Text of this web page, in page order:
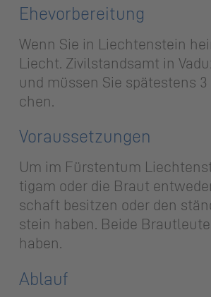
Ehe­vor­be­rei­tung
Wenn Sie in Liech­ten­stein
Liecht. Zi­vil­stands­amt in
und müs­sen Sie spä­tes­tens
chen.
Vor­aus­set­zun­gen
Um im Fürs­ten­tum
ti­gam oder die Braut
schaft be­sit­zen oder den
stein haben. Beide
haben.
Ab­lauf